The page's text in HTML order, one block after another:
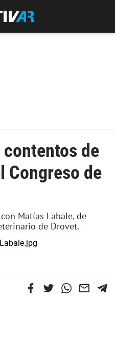
contentos de
Congreso de
Matías Labale, de
de Drovet.